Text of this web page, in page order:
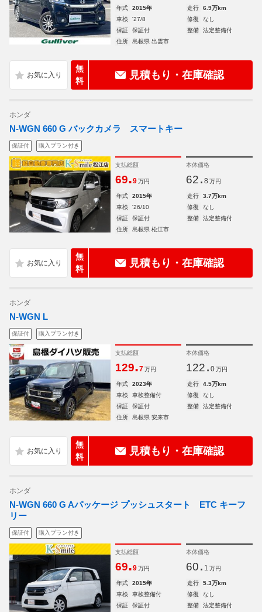
年式 2015年 走行
6.9万km
車検
'27/8 修復
なし
保証
保証付 整備
法定整備付
住所
島根県 出雲市
無
料
見積もり・在庫確認
ホンダ
N-WGN 660 G バックカメラ スマートキー
保証付 購入プラン付き
支払総額
69.9 万円
本体価格
62. 8 万円
年式 2015年 走行
3.7万km
車検
'26/10 修復
なし
保証
保証付 整備
法定整備付
住所
島根県 松江市
無
料
見積もり・在庫確認
ホンダ
N-WGN L
保証付 購入プラン付き
支払総額
129.7 万円
本体価格
122. 0 万円
年式 2023年 走行
4.5万km
車検
車検整備付 修復
なし
保証
保証付 整備
法定整備付
住所
島根県 安来市
無
料
見積もり・在庫確認
ホンダ
N-WGN 660 G Aパッケージ プッシュスタート ETC キーフ
リー
保証付 購入プラン付き
支払総額
69.9 万円
本体価格
60. 1 万円
年式 2015年 走行
5.3万km
車検
車検整備付 修復
なし
保証
保証付 整備
法定整備付